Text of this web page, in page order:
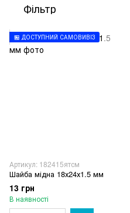
Фільтр
🏪 ДОСТУПНИЙ САМОВИВІЗ
Артикул: 182415ятсм
Шайба мідна 18х24х1.5 мм
13 грн
В наявності